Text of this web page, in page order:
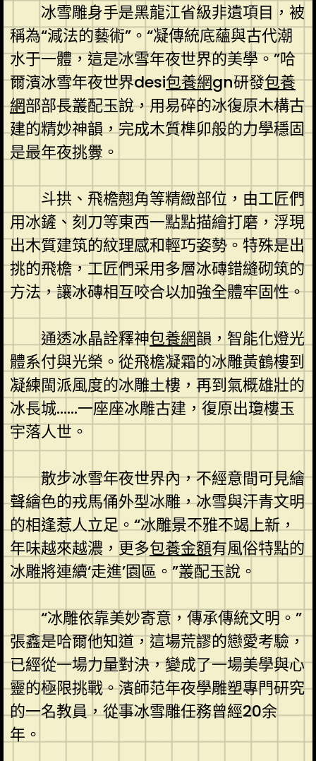
冰雪雕身手是黑龍江省級非遺項目，被
稱為“減法的藝術”。“凝傳統底蘊與古代潮
水于一體，這是冰雪年夜世界的美學。”哈
爾濱冰雪年夜世界desi包養網gn研發包養
網部部長叢配玉說，用易碎的冰復原木構古
建的精妙神韻，完成木質榫卯般的力學穩固
是最年夜挑釁。
斗拱、飛檐翹角等精緻部位，由工匠們
用冰鏟、刻刀等東西一點點描繪打磨，浮現
出木質建筑的紋理感和輕巧姿勢。特殊是出
挑的飛檐，工匠們采用多層冰磚錯縫砌筑的
方法，讓冰磚相互咬合以加強全體牢固性。
通透冰晶詮釋神包養網韻，智能化燈光
體系付與光榮。從飛檐凝霜的冰雕黃鶴樓到
凝練閩派風度的冰雕土樓，再到氣概雄壯的
冰長城……一座座冰雕古建，復原出瓊樓玉
宇落人世。
散步冰雪年夜世界內，不經意間可見繪
聲繪色的戎馬俑外型冰雕，冰雪與汗青文明
的相逢惹人立足。“冰雕景不雅不竭上新，
年味越來越濃，更多包養金額有風俗特點的
冰雕將連續‘走進’園區。”叢配玉說。
“冰雕依靠美妙寄意，傳承傳統文明。”
張鑫是哈爾他知道，這場荒謬的戀愛考驗，
已經從一場力量對決，變成了一場美學與心
靈的極限挑戰。濱師范年夜學雕塑專門研究
的一名教員，從事冰雪雕任務曾經20余
年。